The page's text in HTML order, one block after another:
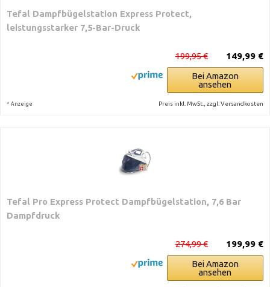
Tefal Dampfbügelstation Express Protect,
leistungsstarker 7,5-Bar-Druck
149,99 €
199,95 €
Bei Amazon
ansehen
* Anzeige Preis inkl. MwSt., zzgl. Versandkosten
Tefal Pro Express Protect Dampfbügelstation, 7,6 Bar
Dampfdruck
199,99 €
274,99 €
Bei Amazon
ansehen